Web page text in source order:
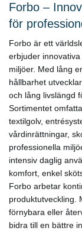
Forbo –
för
Forbo är ett
erbjuder
miljöer. Med lång
hållbarhet
och lång livslängd
Sortimentet
textilgolv,
vårdinrättningar,
professionella
intensiv daglig
komfort, enkel
Forbo arbetar
produktutveckling.
förnybara eller
bidra till en bättre